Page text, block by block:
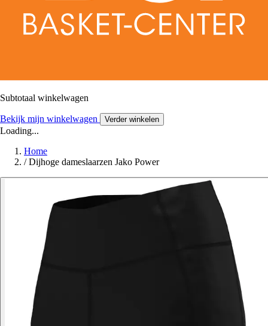
Subtotaal winkelwagen
Bekijk mijn winkelwagen Verder winkelen
Loading...
Home
/ Dijhoge dameslaarzen Jako Power